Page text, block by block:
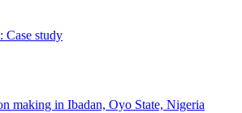
Case study
making in Ibadan, Oyo State, Nigeria